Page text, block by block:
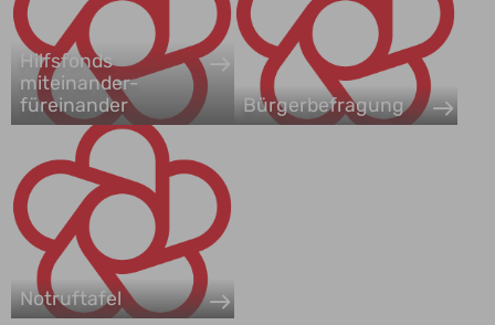
Hilfsfonds
miteinander-
füreinander
Bürgerbefragung
Notruftafel